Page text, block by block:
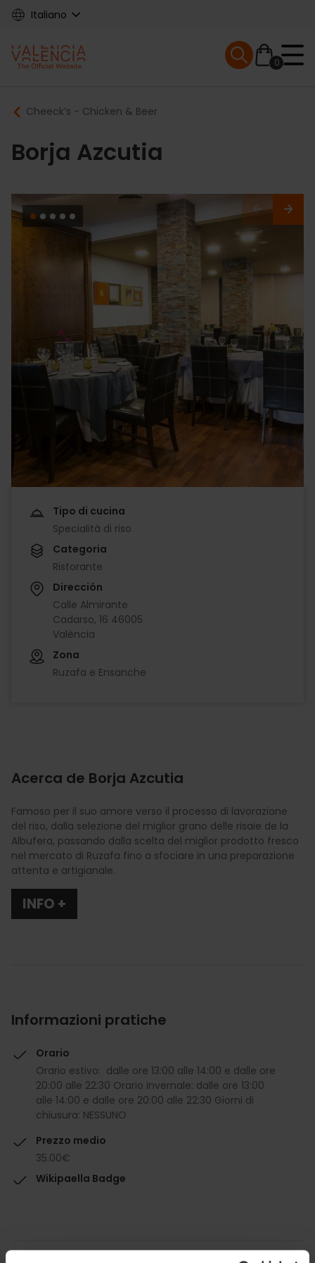
Skip
content
Italiano
Main
navigation
0
Mobile menu
Breadcrumb
Cheeck’s - Chicken & Beer
Borja Azcutia
Tipo di cucina
Specialità di riso
Categoria
Ristorante
Dirección
Calle Almirante
Cadarso, 16 46005
València
Zona
Ruzafa e Ensanche
Acerca de Borja Azcutia
Famoso per il suo amore verso il processo di lavorazione
del riso, dalla selezione del miglior grano delle risaie de la
Albufera, passando dalla scelta del miglior prodotto fresco
nel mercato di Ruzafa fino a sfociare in una preparazione
attenta e artigianale.
INFO +
Informazioni pratiche
Orario
Orario estivo: dalle ore 13:00 alle 14:00 e dalle ore
20:00 alle 22:30 Orario invernale: dalle ore 13:00
alle 14:00 e dalle ore 20:00 alle 22:30 Giorni di
chiusura: NESSUNO
Prezzo medio
35.00€
Wikipaella Badge